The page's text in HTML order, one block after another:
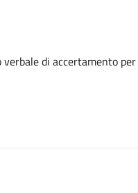
di accertamento